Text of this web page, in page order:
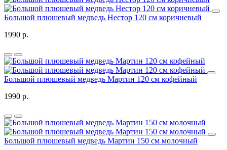
Большой плюшевый медведь Нестор 120 см коричневый
1990 р.
Большой плюшевый медведь Мартин 120 см кофейный
1990 р.
Большой плюшевый медведь Мартин 150 см молочный